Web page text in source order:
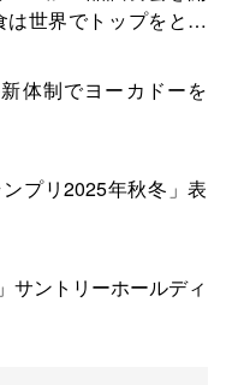
世界でトップをとれ
要の拡大を」
体制でヨーカドーを
プリ2025年秋冬」表
サントリーホールディ